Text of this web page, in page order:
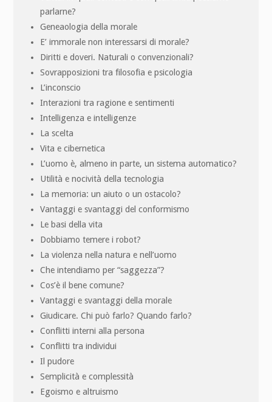
parlarne?
Geneaologia della morale
E’ immorale non interessarsi di morale?
Diritti e doveri. Naturali o convenzionali?
Sovrapposizioni tra filosofia e psicologia
L’inconscio
Interazioni tra ragione e sentimenti
Intelligenza e intelligenze
La scelta
Vita e cibernetica
L’uomo è, almeno in parte, un sistema automatico?
Utilità e nocività della tecnologia
La memoria: un aiuto o un ostacolo?
Vantaggi e svantaggi del conformismo
Le basi della vita
Dobbiamo temere i robot?
La violenza nella natura e nell’uomo
Che intendiamo per “saggezza”?
Cos’è il bene comune?
Vantaggi e svantaggi della morale
Giudicare. Chi può farlo? Quando farlo?
Conflitti interni alla persona
Conflitti tra individui
Il pudore
Semplicità e complessità
Egoismo e altruismo